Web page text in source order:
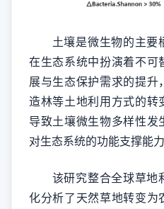
土壤是微生物的主要
在生态系统中扮演着不可
展与生态保护需求的提升
造林等土地利用方式的转
导致土壤微生物多样性
对生态系统的功能支撑能力
该研究整合全球草地
化分析了天然草地转变